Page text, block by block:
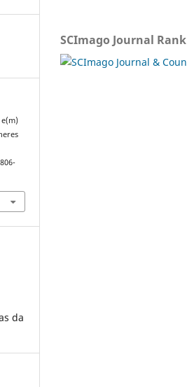
e(m)
da
SCImago Journal Rank